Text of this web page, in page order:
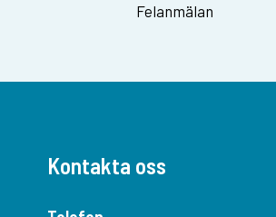
Felanmälan
Kontakta oss